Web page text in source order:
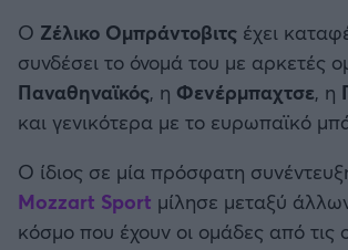
Ηρακλής
Μπαρτσελόνα
Ρεάλ Μαδρίτης
Ατλέτικο Μαδρίτης
Ο Ζέλικο Ομπράντοβιτς έχει
συνδέσει το όνομά του με αρκετές
Παναθηναϊκός, η Φενέρμπαχτσε, η
και γενικότερα με το ευρωπαϊκό
Ο ίδιος σε μία πρόσφατη
Mozzart Sport μίλησε μεταξύ
κόσμο που έχουν οι ομάδες από τις